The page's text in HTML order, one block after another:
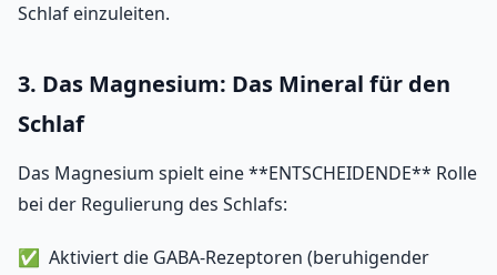
Schlaf einzuleiten.
3. Das Magnesium: Das Mineral für den
Schlaf
Das Magnesium spielt eine **ENTSCHEIDENDE** Rolle
bei der Regulierung des Schlafs:
Aktiviert die GABA-Rezeptoren (beruhigender